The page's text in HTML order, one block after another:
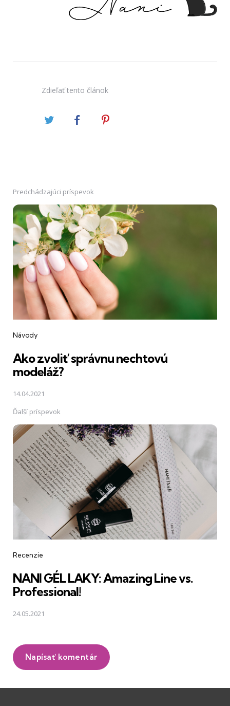
Zdieľať tento článok
Post
navigation
Predchádzajúci príspevok
Návody
Ako zvoliť správnu nechtovú
modeláž?
14.04.2021
Ďalší príspevok
Recenzie
NANI GÉL LAKY: Amazing Line vs.
Professional!
24.05.2021
Napísať komentár